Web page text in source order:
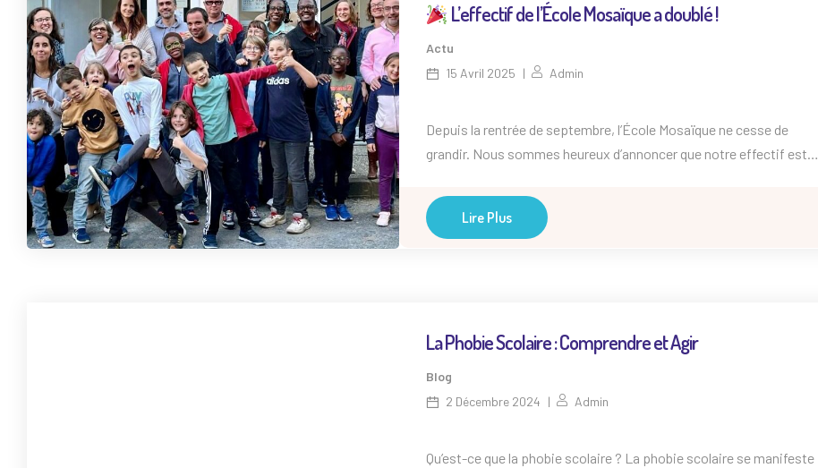
L’effectif de l’École Mosaïque a doublé !
Actu
15 Avril 2025
Admin
Depuis la rentrée de septembre, l’École Mosaïque ne cesse de
grandir. Nous sommes heureux d’annoncer que notre effectif est
croissant d’une école adaptée aux enfants neuro-atypiques à
Nantes. Les familles nous font confiance pour proposer un cadre
Lire Plus
La Phobie Scolaire : Comprendre et Agir
Blog
2 Décembre 2024
Admin
Qu’est-ce que la phobie scolaire ? La phobie scolaire se manifeste